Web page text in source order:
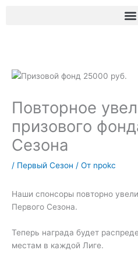
Повторное
призового
Сезона
/ Первый Сезон / От npokc
Наши спонсоры повторно
Первого Сезона.
Теперь награда будет
местам в каждой Лиге.